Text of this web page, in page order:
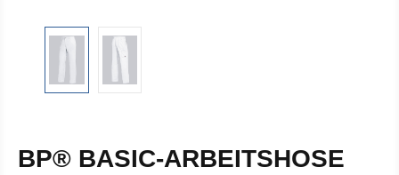
BP® BASIC-ARBEITSHOSE